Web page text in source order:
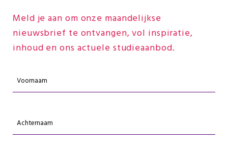
Meld je aan om onze maandelijkse
nieuwsbrief te ontvangen, vol inspiratie,
inhoud en ons actuele studieaanbod.
Voornaam
Achternaam